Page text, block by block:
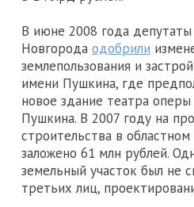
В июне 2008 года
Новгорода одобрили
землепользования и
имени Пушкина, где
новое здание театра
Пушкина. В 2007 году на
строительства в
заложено 61 млн рублей.
земельный участок был не
третьих лиц,